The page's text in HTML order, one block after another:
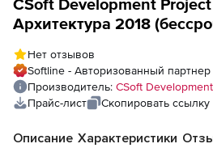
CSoft Development
Архитектура 2018
Нет отзывов
Softline - Авторизованный
Производитель: CSoft Development
Прайс-лист
Скопировать ссылку
Описание Характеристики